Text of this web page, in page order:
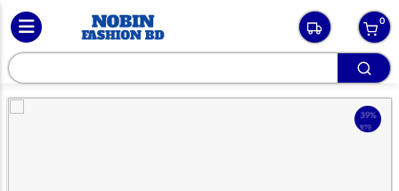
0
39%
ছাড়